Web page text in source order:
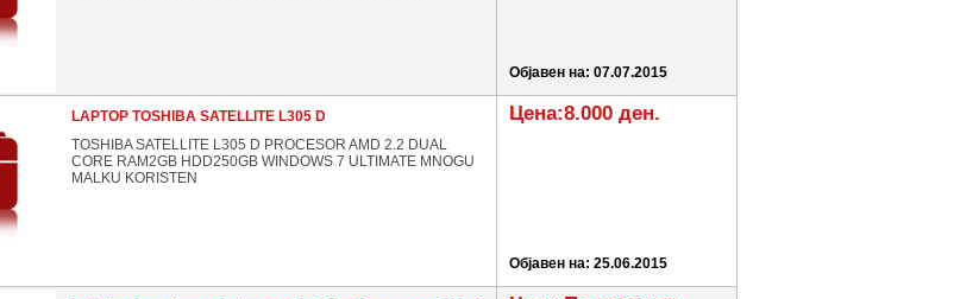
Објавен на: 07.07.2015
LAPTOP TOSHIBA SATELLITE L305 D
TOSHIBA SATELLITE L305 D PROCESOR AMD 2.2 DUAL
CORE RAM2GB HDD250GB WINDOWS 7 ULTIMATE MNOGU
MALKU KORISTEN
Цена:8.000 ден.
Објавен на: 25.06.2015